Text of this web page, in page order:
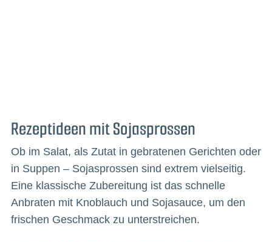
Rezeptideen mit Sojasprossen
Ob im Salat, als Zutat in gebratenen Gerichten oder
in Suppen – Sojasprossen sind extrem vielseitig.
Eine klassische Zubereitung ist das schnelle
Anbraten mit Knoblauch und Sojasauce, um den
frischen Geschmack zu unterstreichen.